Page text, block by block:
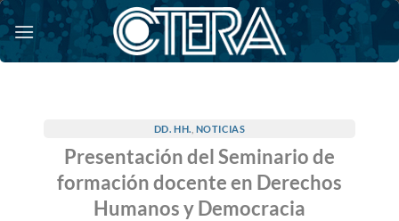
Saltar
al
contenido
DD. HH. NOTICIAS
Presentación del Seminario de
formación docente en Derechos
Humanos y Democracia